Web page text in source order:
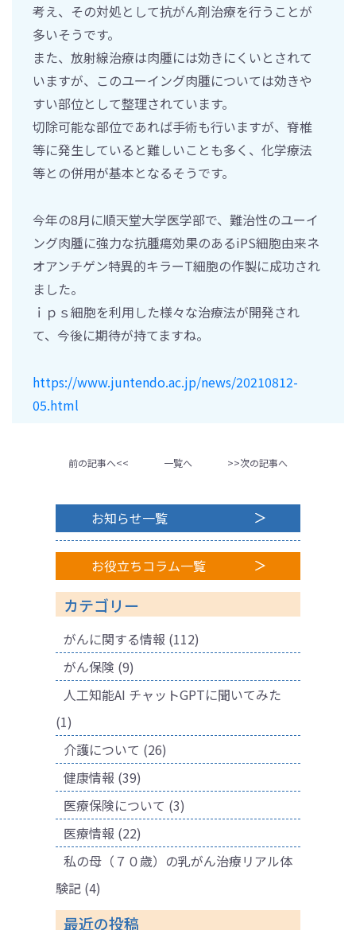
考え、その対処として抗がん剤治療を行うことが
多いそうです。
また、放射線治療は肉腫には効きにくいとされて
いますが、このユーイング肉腫については効きや
すい部位として整理されています。
切除可能な部位であれば手術も行いますが、脊椎
等に発生していると難しいことも多く、化学療法
等との併用が基本となるそうです。
今年の8月に順天堂大学医学部で、難治性のユーイ
ング肉腫に強力な抗腫瘍効果のあるiPS細胞由来ネ
オアンチゲン特異的キラーT細胞の作製に成功され
ました。
ｉｐｓ細胞を利用した様々な治療法が開発され
て、今後に期待が持てますね。
https://www.juntendo.ac.jp/news/20210812-
05.html
前の記事へ<< 一覧へ >>次の記事へ
お知らせ一覧
お役立ちコラム一覧
カテゴリー
がんに関する情報 (112)
がん保険 (9)
人工知能AI チャットGPTに聞いてみた
(1)
介護について (26)
健康情報 (39)
医療保険について (3)
医療情報 (22)
私の母（７０歳）の乳がん治療リアル体
験記 (4)
最近の投稿